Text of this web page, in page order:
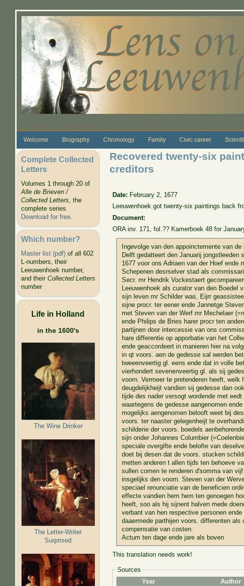
Welcome Biography Chronology Family Civic career
Complete Collected
Letters
Volumes 1 through 20 of
Alle de Brieven /
Collected Letters, the
complete series.
Download for free.
Which number?
Master list (pdf)of all 602
L-numbers, their
Leeuwenhoek number,
and their Collected Letters
number
Life in Holland
in the 1600's
The Wine Drinker
The Letter-Writer
Surprised
Recovered twenty-six
creditors
Date: February 2, 1677
Leeuwenhoek got twenty-six paintings back
Document:
ORA inv. 171, fol.?? Kamerboek 48 for
Ingevolge van den appoinctemente van
Delft gedatteert den Januarij jongstleeden
1677 voor ons Adriaen van der Hoef ende
Schepenen desrselver stad als
Secr. mr Hendrik Vockestaert
Leeuwenhoek als curator van den Boedel
sijn leven mr Schilder was, Eijrr
sijne procr. ter eener ende Jannetge
met Steven van der Werf mr Mechelaer
ende Philips de Bries harer procr ten
partijnen door intercessie van ons
hare differentie op apporbatie van het
ende geaccordeert in manieren hier na
in qt voors. aen de gedesse sal werden
tweeenveertig gl. eens ende dat in volle
vierhondert sevenenveertig gl. als sij
voorn. Vermeer te pretenderen heeft, welk
deugdelijkheijt vandien sij gedesse dan
tijde des nader versogt wordende met
waartegens de gedesse aangenomen
mogelijks aengenomen belooft weet bij
voors. ter naaster gelegenheijt te
schilderie der voors. boedels
sijn onder Johannes Columbier
speciale overgifte ende belofte van
doet bij desen dat de voors. stucken
metten anderen t allen tijds ten behoeve
sullen comen te renderen d'somma van
insgelijks den voorn. Steven van der
speciael renunciatie van de beneficien
effecte vandien hem hem ten genoegen
heeft, soo als hij sijnent halven mede
verbant van hen respective personen ende
daaermede parthijen voors. differenten
compensatie van costen.
Actum ten dage ende jare als boven
This translation needs work!
Sources
Year
Author